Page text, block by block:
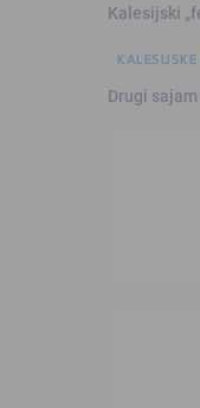
Kalesijski
KALESIJSKE
Drugi